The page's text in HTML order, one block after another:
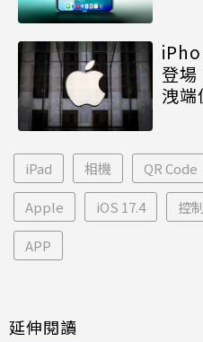
登場
洩端
iPad 相機 QR Code
Apple iOS 17.4 控
APP
延伸閱讀